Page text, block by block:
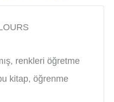
renkleri öğretme
kitap, öğrenme